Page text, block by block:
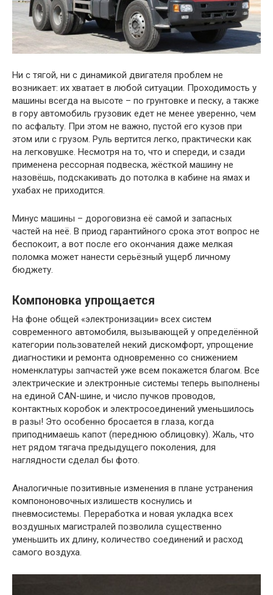
Ни с тягой, ни с динамикой двигателя проблем не
возникает: их хватает в любой ситуации. Проходимость у
машины всегда на высоте – по грунтовке и песку, а также
в гору автомобиль грузовик едет не менее уверенно, чем
по асфальту. При этом не важно, пустой его кузов при
этом или с грузом. Руль вертится легко, практически как
на легковушке. Несмотря на то, что и спереди, и сзади
применена рессорная подвеска, жёсткой машину не
назовёшь, подскакивать до потолка в кабине на ямах и
ухабах не приходится.
Минус машины – дороговизна её самой и запасных
частей на неё. В приод гарантийного срока этот вопрос не
беспокоит, а вот после его окончания даже мелкая
поломка может нанести серьёзный ущерб личному
бюджету.
Компоновка упрощается
На фоне общей «электронизации» всех систем
современного автомобиля, вызывающей у определённой
категории пользователей некий дискомфорт, упрощение
диагностики и ремонта одновременно со снижением
номенклатуры запчастей уже всем покажется благом. Все
электрические и электронные системы теперь выполнены
на единой САN-шине, и число пучков проводов,
контактных коробок и электросоединений уменьшилось
в разы! Это особенно бросается в глаза, когда
приподнимаешь капот (переднюю облицовку). Жаль, что
нет рядом тягача предыдущего поколения, для
наглядности сделал бы фото.
Аналогичные позитивные изменения в плане устранения
компононовочных излишеств коснулись и
пневмосистемы. Переработка и новая укладка всех
воздушных магистралей позволила существенно
уменьшить их длину, количество соединений и расход
самого воздуха.